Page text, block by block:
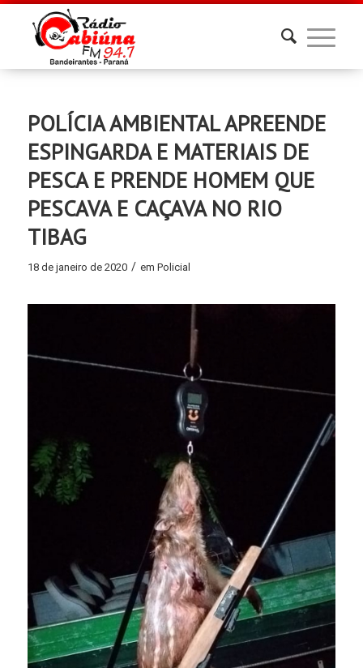
POLÍCIA AMBIENTAL APREENDE
ESPINGARDA E MATERIAIS DE
PESCA E PRENDE HOMEM QUE
PESCAVA E CAÇAVA NO RIO
TIBAG
18 de janeiro de 2020 / em Policial